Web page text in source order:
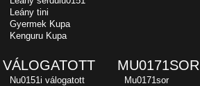
Leány tini
Gyermek Kupa
Kenguru Kupa
VÁLOGATOTT
Nu0151i válogatott
MU0171SOR
Mu0171sor